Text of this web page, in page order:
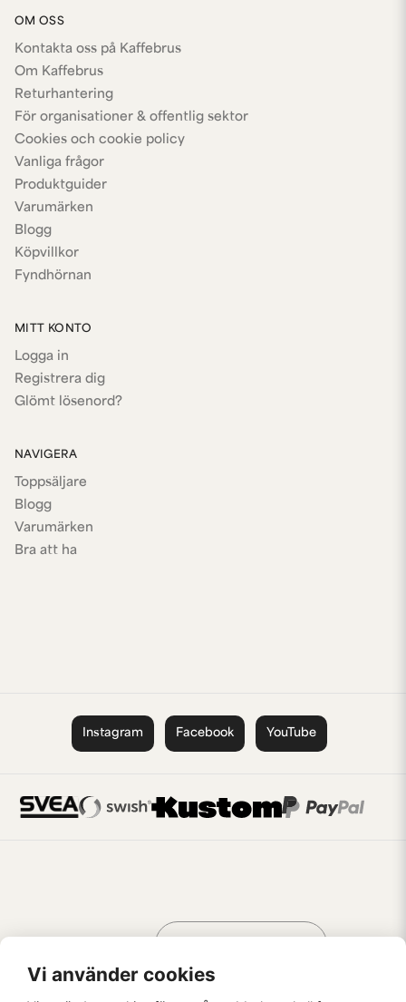
OM OSS
Kontakta oss på Kaffebrus
Om Kaffebrus
Returhantering
För organisationer & offentlig sektor
Cookies och cookie policy
Vanliga frågor
Produktguider
Varumärken
Blogg
Köpvillkor
Fyndhörnan
MITT KONTO
Logga in
Registrera dig
Glömt lösenord?
NAVIGERA
Toppsäljare
Blogg
Varumärken
Bra att ha
Instagram Facebook YouTube
AV KREATÖRER
Vi använder cookies